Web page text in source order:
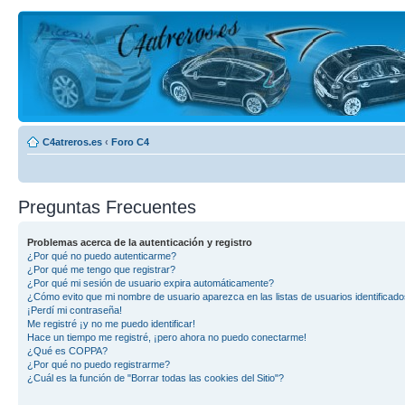
C4atreros.es ‹ Foro C4
Preguntas Frecuentes
Problemas acerca de la autenticación y registro
¿Por qué no puedo autenticarme?
¿Por qué me tengo que registrar?
¿Por qué mi sesión de usuario expira automáticamente?
¿Cómo evito que mi nombre de usuario aparezca en las listas de usuarios
¡Perdí mi contraseña!
Me registré ¡y no me puedo identificar!
Hace un tiempo me registré, ¡pero ahora no puedo conectarme!
¿Qué es COPPA?
¿Por qué no puedo registrarme?
¿Cuál es la función de "Borrar todas las cookies del Sitio"?